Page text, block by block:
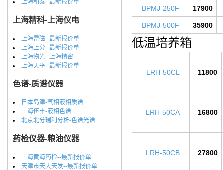
上海和泰--最新报价单
上海精科-上海仪电
上海雷磁--最新报价单
上海上分--最新报价单
上海物光--上海精密
上海天平--最新报价单
色谱-质谱仪器
日本岛津-气相液相质谱
上海伍丰-液相色谱
北京北分瑞利分析-色谱光谱
药检仪器-粮油仪器
上海黄海药检--最新报价单
天津市天大天发--最新报价单
BPMJ-250F 17900
BPMJ-500F 35900
低温培养箱
LRH-50CL 11800
LRH-50CA 16800
LRH-50CB 27800